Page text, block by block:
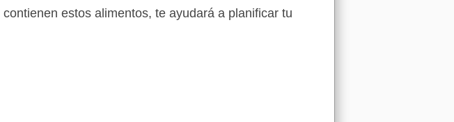
estos alimentos, te ayudará a planificar tu